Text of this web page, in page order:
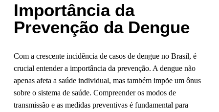
Importância da
Prevenção da Dengue
Com a crescente incidência de casos de dengue no Brasil, é
crucial entender a importância da prevenção. A dengue não
apenas afeta a saúde individual, mas também impõe um ônus
sobre o sistema de saúde. Compreender os modos de
transmissão e as medidas preventivas é fundamental para